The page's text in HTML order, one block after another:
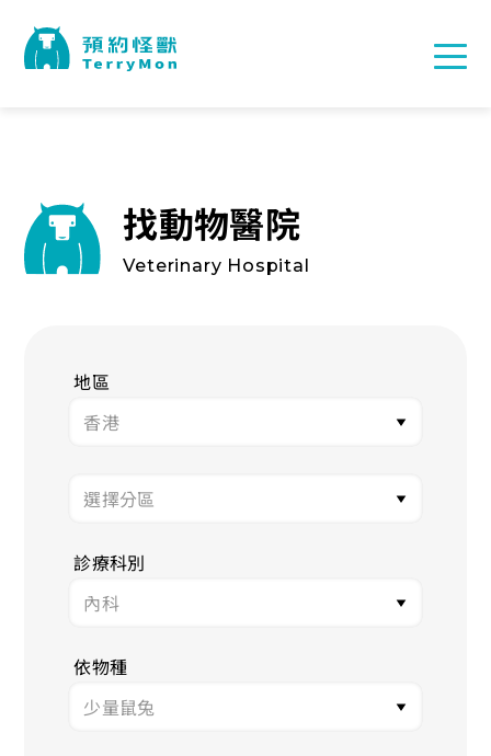
找動物醫院
Veterinary Hospital
地區
診療科別
依物種